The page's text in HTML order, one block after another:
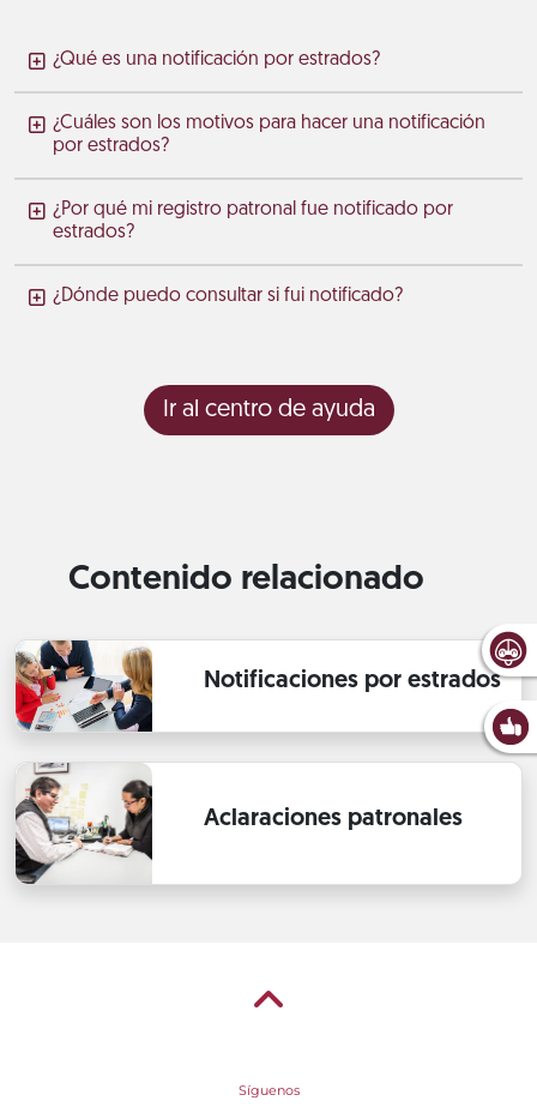
¿Qué es una notificación por estrados?
¿Cuáles son los motivos para hacer una notificación
por estrados?
¿Por qué mi registro patronal fue notificado por
estrados?
¿Dónde puedo consultar si fui notificado?
Ir al centro de ayuda
Contenido relacionado
Notificaciones por estrados
Aclaraciones patronales
Síguenos